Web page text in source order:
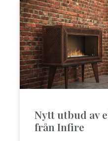
Nytt utbud av
från Infire